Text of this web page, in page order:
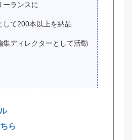
ーランスに
して200本以上を納品
集ディレクターとして活動
ら